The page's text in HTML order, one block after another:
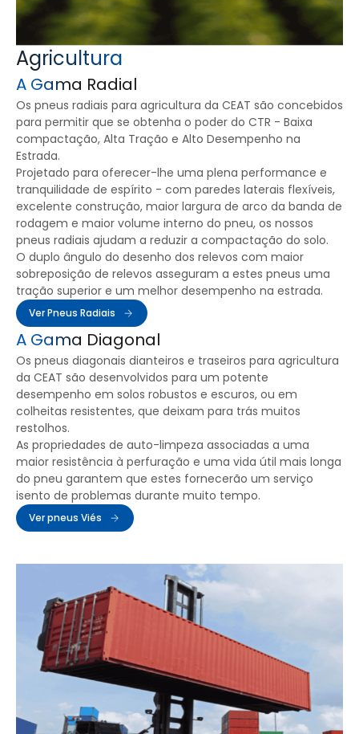
Agricultura
A Gama Radial
Os pneus radiais para agricultura da CEAT são concebidos
para permitir que se obtenha o poder do CTR - Baixa
compactação, Alta Tração e Alto Desempenho na
Estrada.
Projetado para oferecer-lhe uma plena performance e
tranquilidade de espírito - com paredes laterais flexíveis,
excelente construção, maior largura de arco da banda de
rodagem e maior volume interno do pneu, os nossos
pneus radiais ajudam a reduzir a compactação do solo.
O duplo ângulo do desenho dos relevos com maior
sobreposição de relevos asseguram a estes pneus uma
tração superior e um melhor desempenho na estrada.
Ver Pneus Radiais
A Gama Diagonal
Os pneus diagonais dianteiros e traseiros para agricultura
da CEAT são desenvolvidos para um potente
desempenho em solos robustos e escuros, ou em
colheitas resistentes, que deixam para trás muitos
restolhos.
As propriedades de auto-limpeza associadas a uma
maior resistência à perfuração e uma vida útil mais longa
do pneu garantem que estes fornecerão um serviço
isento de problemas durante muito tempo.
Ver pneus Viés